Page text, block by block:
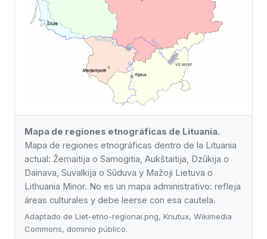
Mapa de regiones etnográficas de Lituania.
Mapa de regiones etnográficas dentro de la Lituania
actual: Žemaitija o Samogitia, Aukštaitija, Dzūkija o
Dainava, Suvalkija o Sūduva y Mažoji Lietuva o
Lithuania Minor. No es un mapa administrativo: refleja
áreas culturales y debe leerse con esa cautela.
Adaptado de Liet-etno-regionai.png, Knutux, Wikimedia
Commons, dominio público.